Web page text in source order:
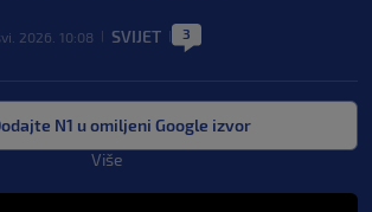
2026. 10:08 SVIJET 3
N1 u omiljeni Google izvor
Više